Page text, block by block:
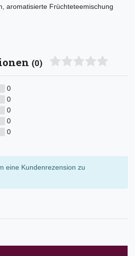
aromatisierte Früchteteemischung
(0)
0
0
0
0
0
eine Kundenrezension zu